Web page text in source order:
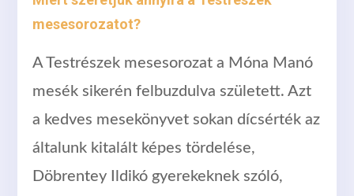
mesesorozatot?
A Testrészek mesesorozat a Móna Manó
mesék sikerén felbuzdulva született. Azt
a kedves mesekönyvet sokan dícsérték az
általunk kitalált képes tördelése,
Döbrentey Ildikó gyerekeknek szóló,